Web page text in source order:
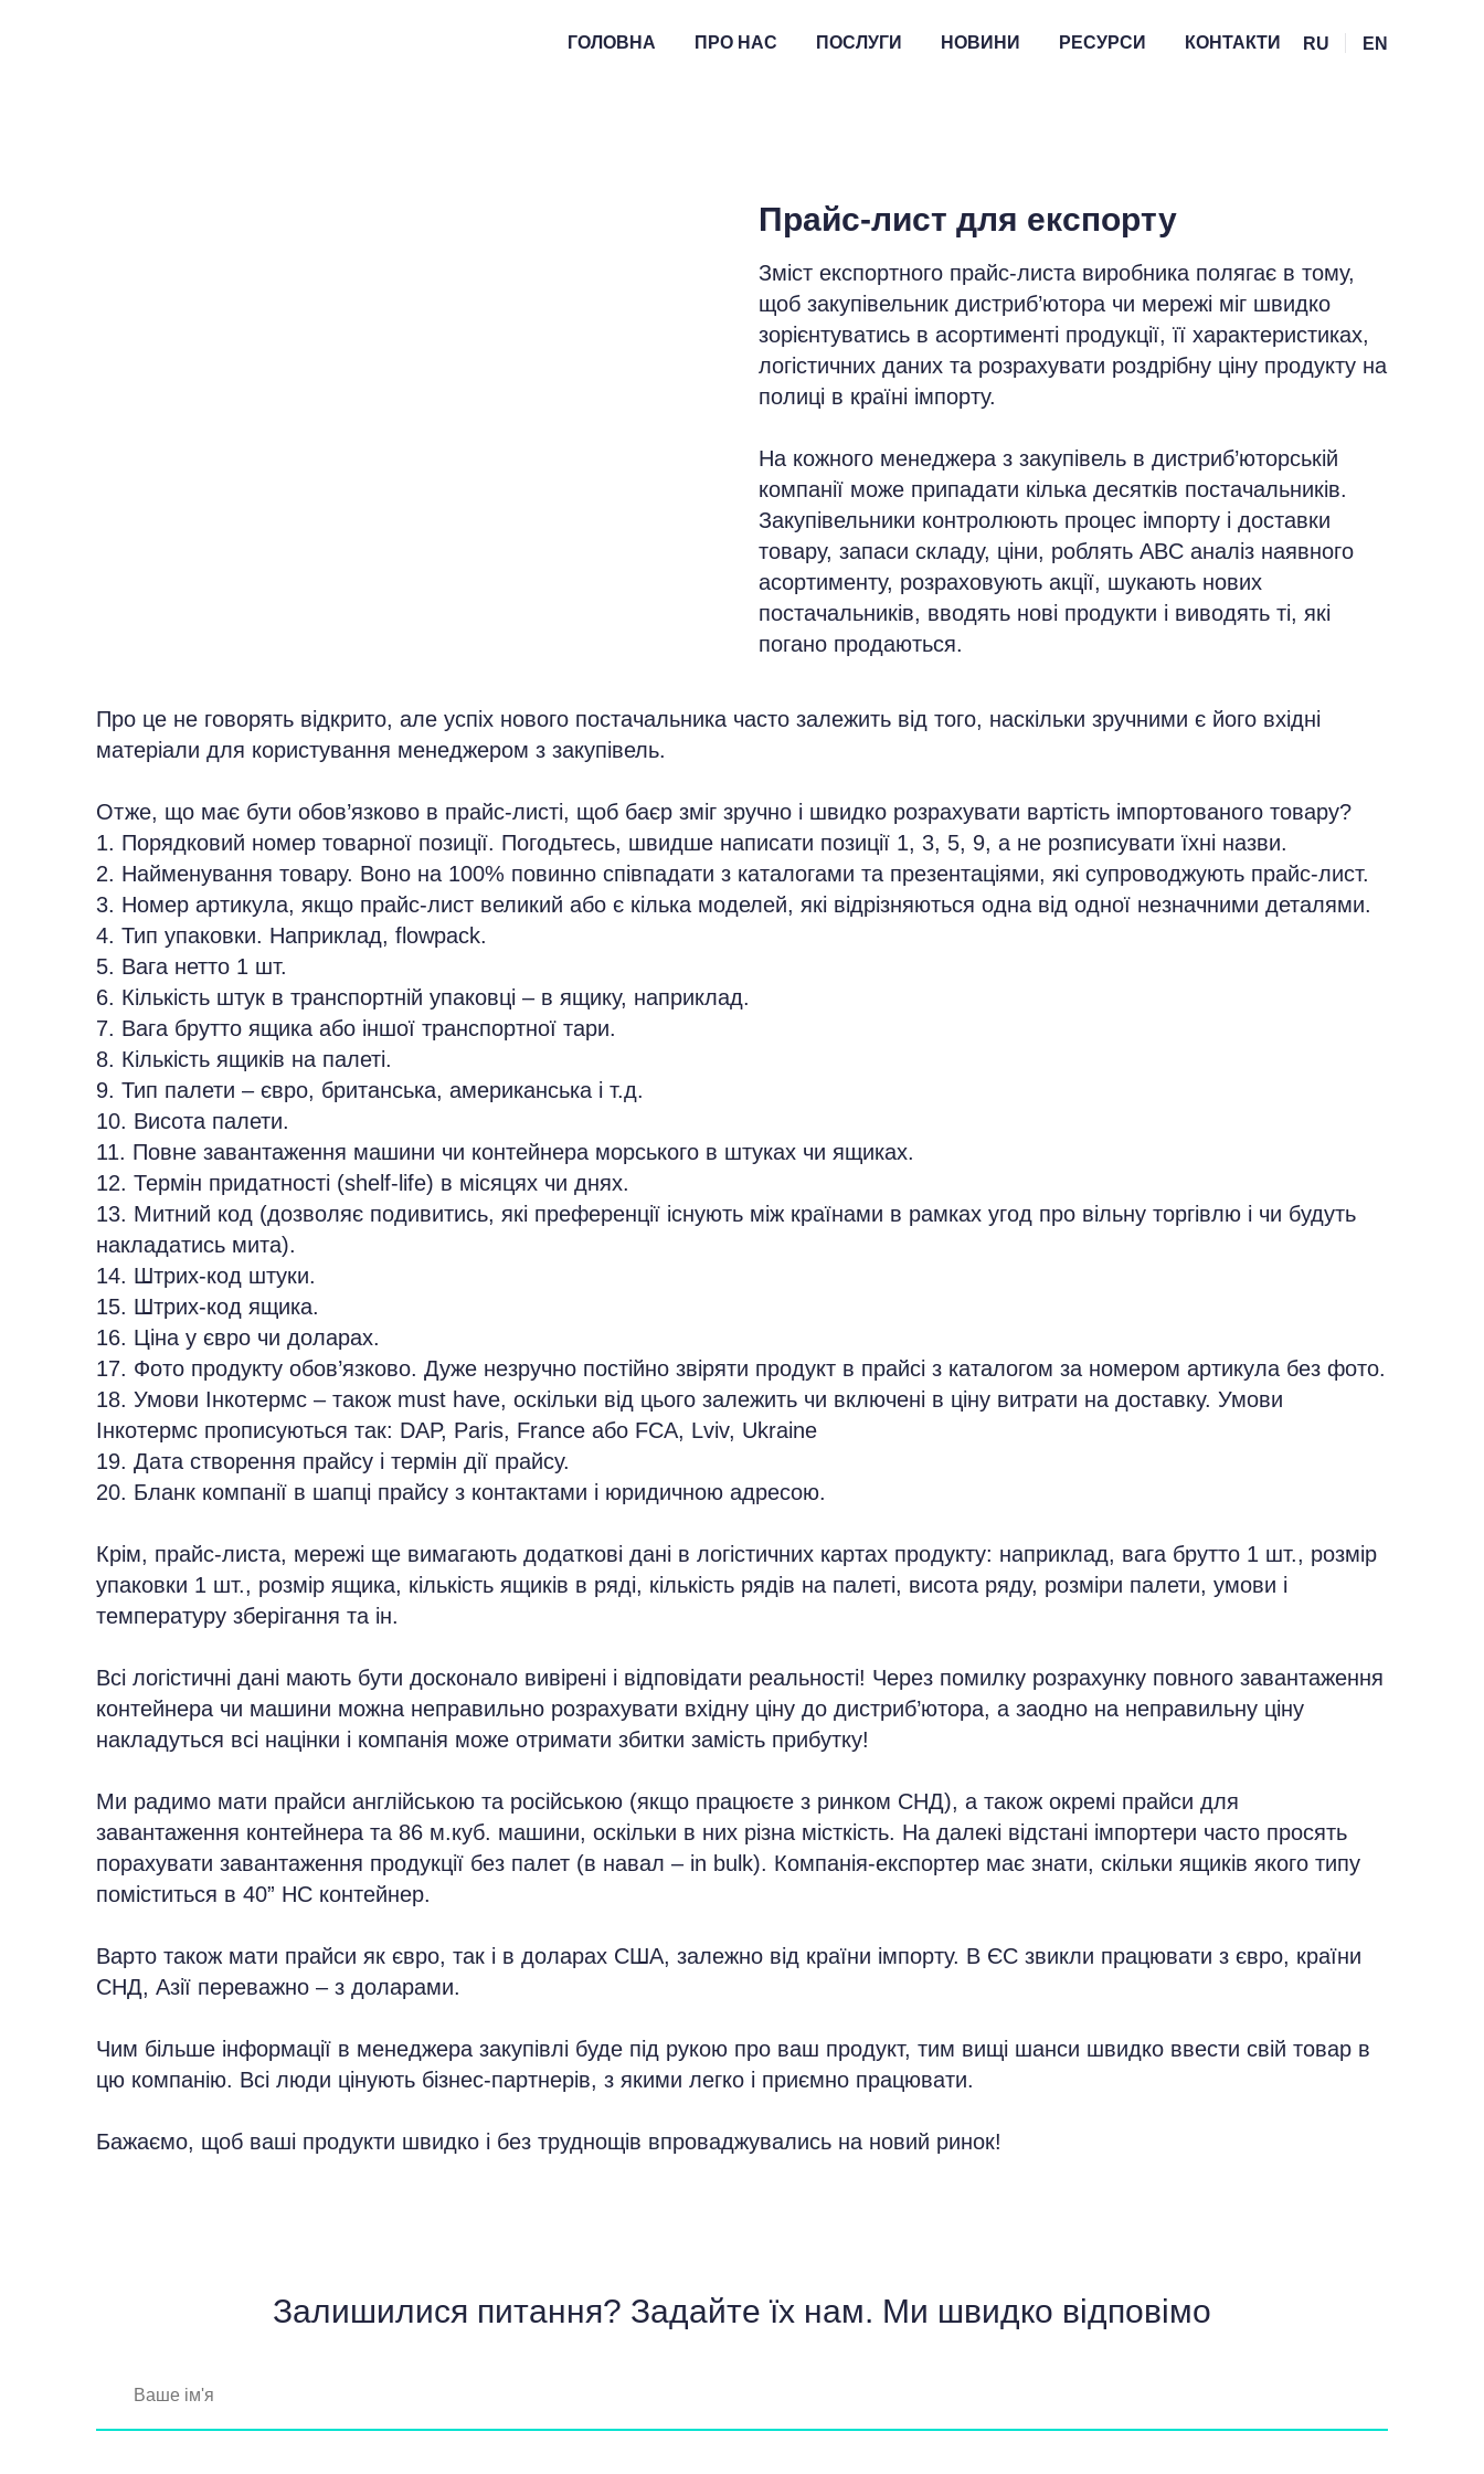
ГОЛОВНА ПРО НАС ПОСЛУГИ НОВИНИ РЕСУРСИ КОНТАКТИ RU EN
Прайс-лист для експорту
Зміст експортного прайс-листа виробника полягає в тому,
щоб закупівельник дистриб’ютора чи мережі міг швидко
зорієнтуватись в асортименті продукції, її характеристиках,
логістичних даних та розрахувати роздрібну ціну продукту на
полиці в країні імпорту.
На кожного менеджера з закупівель в дистриб’юторській
компанії може припадати кілька десятків постачальників.
Закупівельники контролюють процес імпорту і доставки
товару, запаси складу, ціни, роблять ABC аналіз наявного
асортименту, розраховують акції, шукають нових
постачальників, вводять нові продукти і виводять ті, які
погано продаються.
Про це не говорять відкрито, але успіх нового постачальника часто залежить від того, наскільки зручними є його вхідні
матеріали для користування менеджером з закупівель.
Отже, що має бути обов’язково в прайс-листі, щоб баєр зміг зручно і швидко розрахувати вартість імпортованого товару?
1. Порядковий номер товарної позиції. Погодьтесь, швидше написати позиції 1, 3, 5, 9, а не розписувати їхні назви.
2. Найменування товару. Воно на 100% повинно співпадати з каталогами та презентаціями, які супроводжують прайс-лист.
3. Номер артикула, якщо прайс-лист великий або є кілька моделей, які відрізняються одна від одної незначними деталями.
4. Тип упаковки. Наприклад, flowpack.
5. Вага нетто 1 шт.
6. Кількість штук в транспортній упаковці – в ящику, наприклад.
7. Вага брутто ящика або іншої транспортної тари.
8. Кількість ящиків на палеті.
9. Тип палети – євро, британська, американська і т.д.
10. Висота палети.
11. Повне завантаження машини чи контейнера морського в штуках чи ящиках.
12. Термін придатності (shelf-life) в місяцях чи днях.
13. Митний код (дозволяє подивитись, які преференції існують між країнами в рамках угод про вільну торгівлю і чи будуть
накладатись мита).
14. Штрих-код штуки.
15. Штрих-код ящика.
16. Ціна у євро чи доларах.
17. Фото продукту обов’язково. Дуже незручно постійно звіряти продукт в прайсі з каталогом за номером артикула без фото.
18. Умови Інкотермс – також must have, оскільки від цього залежить чи включені в ціну витрати на доставку. Умови
Інкотермс прописуються так: DAP, Paris, France або FCA, Lviv, Ukraine
19. Дата створення прайсу і термін дії прайсу.
20. Бланк компанії в шапці прайсу з контактами і юридичною адресою.
Крім, прайс-листа, мережі ще вимагають додаткові дані в логістичних картах продукту: наприклад, вага брутто 1 шт., розмір
упаковки 1 шт., розмір ящика, кількість ящиків в ряді, кількість рядів на палеті, висота ряду, розміри палети, умови і
температуру зберігання та ін.
Всі логістичні дані мають бути досконало вивірені і відповідати реальності! Через помилку розрахунку повного завантаження
контейнера чи машини можна неправильно розрахувати вхідну ціну до дистриб’ютора, а заодно на неправильну ціну
накладуться всі націнки і компанія може отримати збитки замість прибутку!
Ми радимо мати прайси англійською та російською (якщо працюєте з ринком СНД), а також окремі прайси для
завантаження контейнера та 86 м.куб. машини, оскільки в них різна місткість. На далекі відстані імпортери часто просять
порахувати завантаження продукції без палет (в навал – in bulk). Компанія-експортер має знати, скільки ящиків якого типу
поміститься в 40” HC контейнер.
Варто також мати прайси як євро, так і в доларах США, залежно від країни імпорту. В ЄС звикли працювати з євро, країни
СНД, Азії переважно – з доларами.
Чим більше інформації в менеджера закупівлі буде під рукою про ваш продукт, тим вищі шанси швидко ввести свій товар в
цю компанію. Всі люди цінують бізнес-партнерів, з якими легко і приємно працювати.
Бажаємо, щоб ваші продукти швидко і без труднощів впроваджувались на новий ринок!
Залишилися питання? Задайте їх нам. Ми швидко відповімо